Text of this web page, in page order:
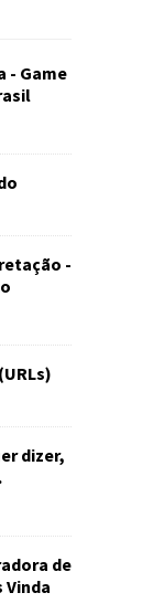
- Game
-
dizer,
de
Vinda